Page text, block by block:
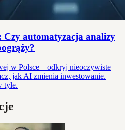
automatyzacja analizy
w Polsce – odkryj nieoczywiste
jak AI zmienia inwestowanie.
tyle.